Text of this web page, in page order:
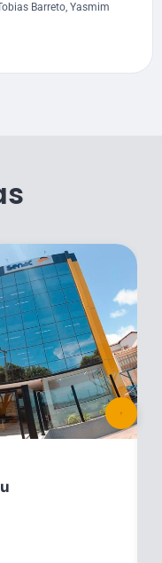
Barreto, Yasmim